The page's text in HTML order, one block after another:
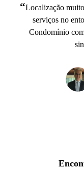
“Localização
serviços no
Condomínio